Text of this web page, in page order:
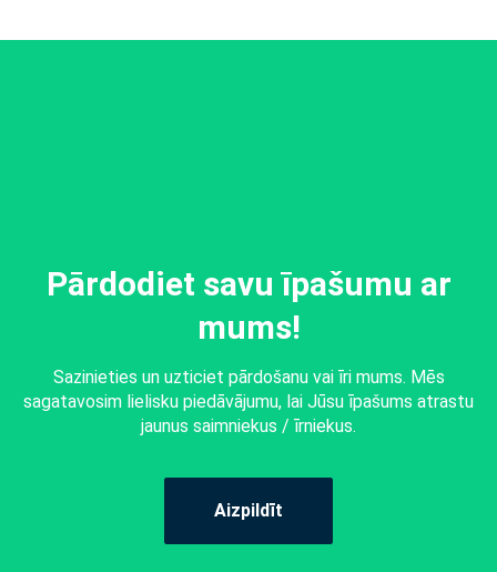
Pārdodiet savu īpašumu ar
mums!
Sazinieties un uzticiet pārdošanu vai īri mums. Mēs
sagatavosim lielisku piedāvājumu, lai Jūsu īpašums atrastu
jaunus saimniekus / īrniekus.
Aizpildīt